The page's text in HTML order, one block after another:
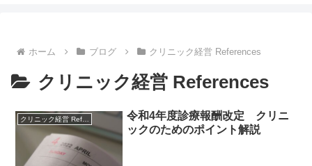
ホーム ブログ クリニック経営 References
クリニック経営 References
クリニック経営 References
令和4年度診療報酬改定 クリニ
ックのためのポイント解説